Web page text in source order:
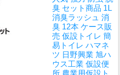
臭 セット商品 1L
消臭ラッシュ 消
臭 12本 ケース販
売 仮設トイレ 簡
易トイレ ハマネ
ツ 日野興業 旭ハ
ウス工業 仮設便